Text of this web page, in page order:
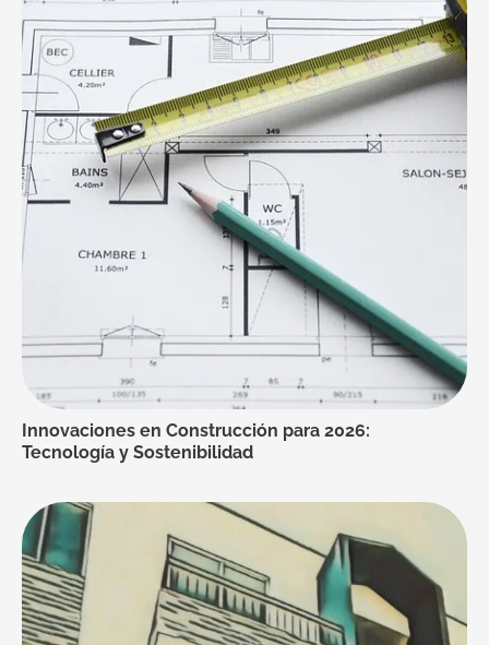
Innovaciones en Construcción para 2026:
Tecnología y Sostenibilidad